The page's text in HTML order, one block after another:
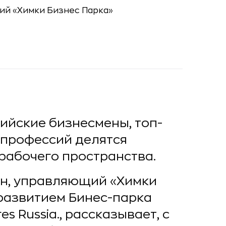
бизнесмены, топ-
делятся
пространства.
управляющий «Химки
Бинес-парка
Russia., рассказывает, с